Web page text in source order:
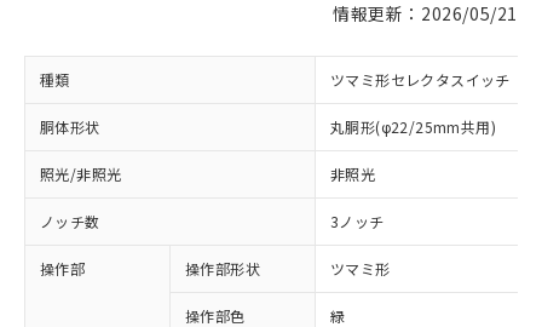
情報更新：2026/05/21
種類 ツマミ形セレクタスイッチ
胴体形状 丸胴形(φ22/25mm共用)
照光/非照光 非照光
ノッチ数 3ノッチ
操作部 操作部形状 ツマミ形
操作部色 緑